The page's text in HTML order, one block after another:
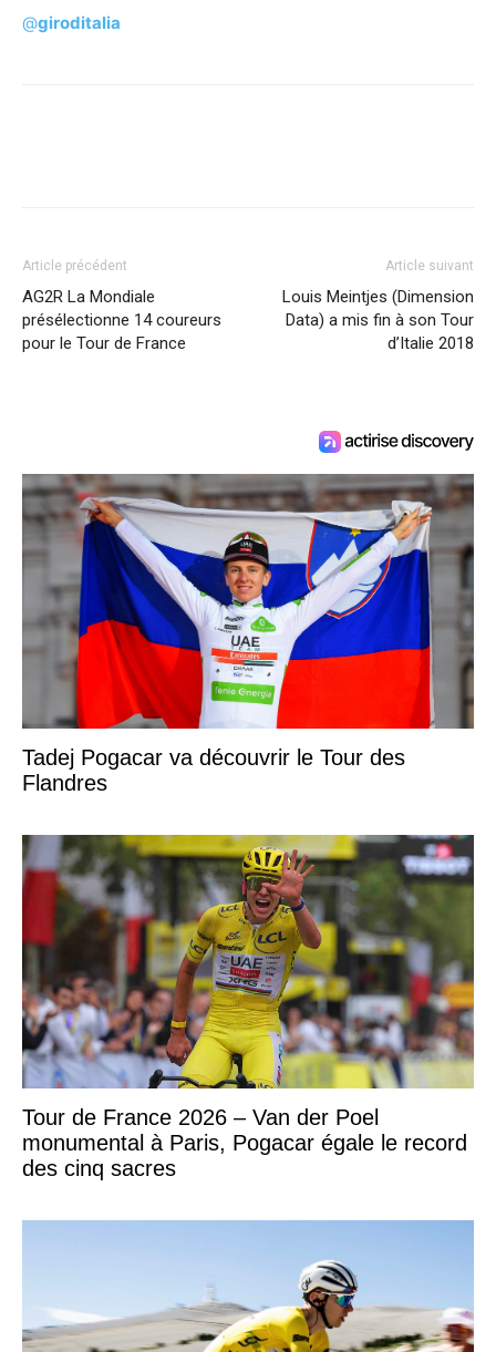
@giroditalia
Article précédent
AG2R La Mondiale
présélectionne 14 coureurs
pour le Tour de France
Article suivant
Louis Meintjes (Dimension
Data) a mis fin à son Tour
d’Italie 2018
Tadej Pogacar va découvrir le Tour des
Flandres
Tour de France 2026 – Van der Poel
monumental à Paris, Pogacar égale le record
des cinq sacres